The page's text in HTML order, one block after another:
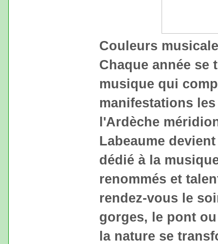
Couleurs
Chaque année se
musique qui
manifestations
l'Ardèche
Labeaume
dédié à la
renommés et
rendez-vous le
gorges, le pont
la nature se